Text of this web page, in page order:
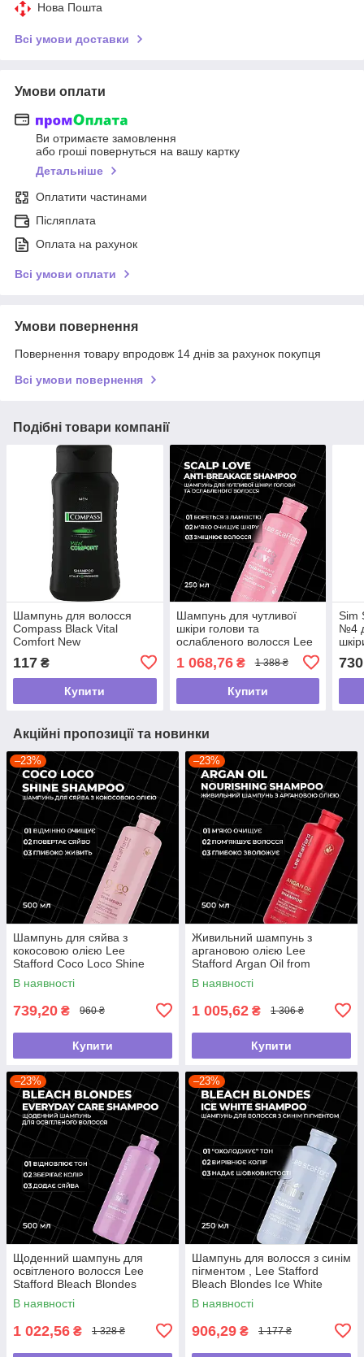
Нова Пошта
Всі умови доставки
Умови оплати
Ви отримаєте замовлення
або гроші повернуться на вашу картку
Детальніше
Оплатити частинами
Післяплата
Оплата на рахунок
Всі умови оплати
Умови повернення
Повернення товару впродовж 14 днів за рахунок покупця
Всі умови повернення
Подібні товари компанії
Шампунь для волосся
Compass Вlack Vital
Сomfort New
117 ₴
Купити
Шампунь для чутливої
шкіри голови та
ослабленого волосся Lee
Breakage Shampoo,250мл
1 068,76₴ 1 388 ₴
Купити
Sim
№4
730
Акційні пропозиції та новинки
–23%
Шампунь для сяйва з
кокосовою олією Lee
Stafford Coco Loco Shine
Shampoo, 500 мл
В наявності
739,20 ₴ 960 ₴
Купити
–23%
Живильний шампунь з
аргановою олією Lee
Stafford Argan Oil from
Morocco Nourishing Shampoo,
500 мл
В наявності
1 005,62 ₴ 1 306 ₴
Купити
–23%
Щоденний шампунь для
освітленого волосся Lee
Stafford Bleach Blondes
Everyday Care Shampoo, 500
мл
В наявності
1 022,56 ₴ 1 328 ₴
–23%
Шампунь для волосся з синім
пігментом , Lee Stafford
Bleach Blondes Ice White
Toning Shampoo ,250мл
В наявності
906,29 ₴ 1 177 ₴